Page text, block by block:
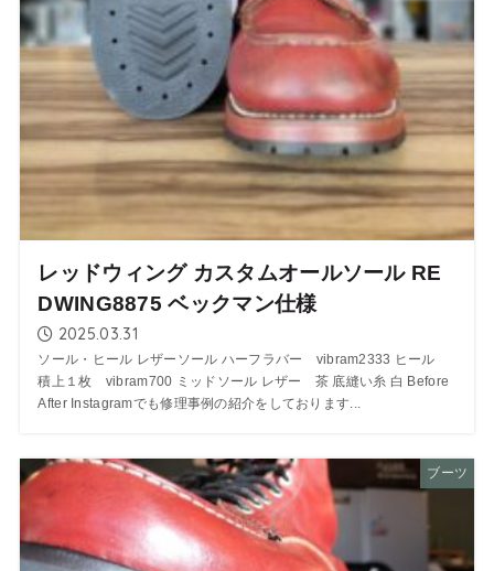
レッドウィング カスタムオールソール RE
DWING8875 ベックマン仕様
2025.03.31
ソール・ヒール レザーソール ハーフラバー vibram2333 ヒール
積上１枚 vibram700 ミッドソール レザー 茶 底縫い糸 白 Before
After Instagramでも修理事例の紹介をしております...
ブーツ